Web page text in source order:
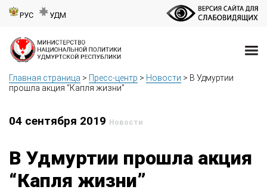
РУС УДМ
Главная страница > Пресс-центр > Новости > В Удмуртии
прошла акция “Капля жизни”
04 сентября 2019 Новости
В Удмуртии прошла акция
“Капля жизни”